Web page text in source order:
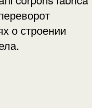
о строении